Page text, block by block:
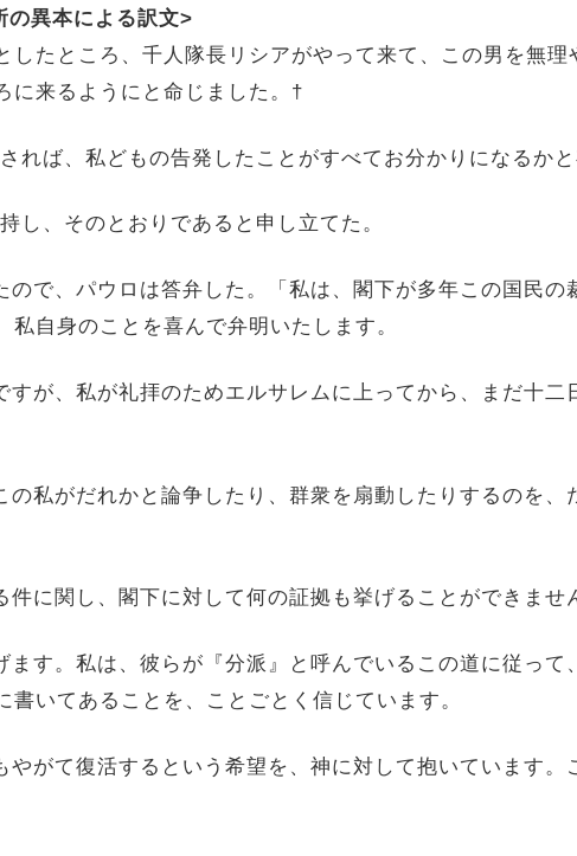
の異本による訳文>
たところ、千人隊長リシアがやって来て、この男を無理
に来るようにと命じました。†
れば、私どもの告発したことがすべてお分かりになるかと
し、そのとおりであると申し立てた。
で、パウロは答弁した。「私は、閣下が多年この国民の
自身のことを喜んで弁明いたします。
が、私が礼拝のためエルサレムに上ってから、まだ十二
私がだれかと論争したり、群衆を扇動したりするのを、
に関し、閣下に対して何の証拠も挙げることができませ
す。私は、彼らが『分派』と呼んでいるこの道に従って
いてあることを、ことごとく信じています。
がて復活するという希望を、神に対して抱いています。